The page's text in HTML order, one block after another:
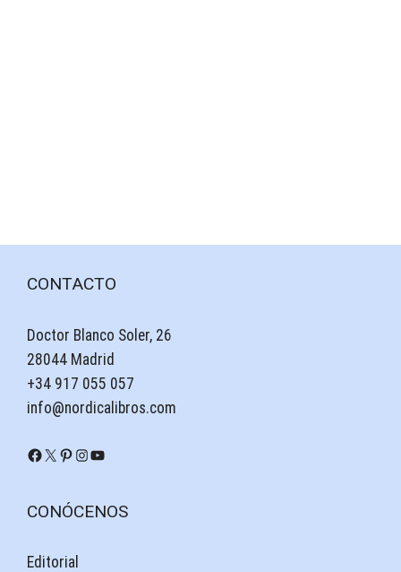
CONTACTO
Doctor Blanco Soler, 26
28044 Madrid
+34 917 055 057
info@nordicalibros.com
Facebook
X Pinterest
Instagram
YouTube
CONÓCENOS
Editorial